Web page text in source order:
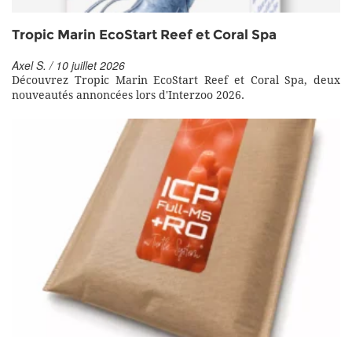
Tropic Marin EcoStart Reef et Coral Spa
Axel S. / 10 juillet 2026
Découvrez Tropic Marin EcoStart Reef et Coral Spa, deux
nouveautés annoncées lors d'Interzoo 2026.